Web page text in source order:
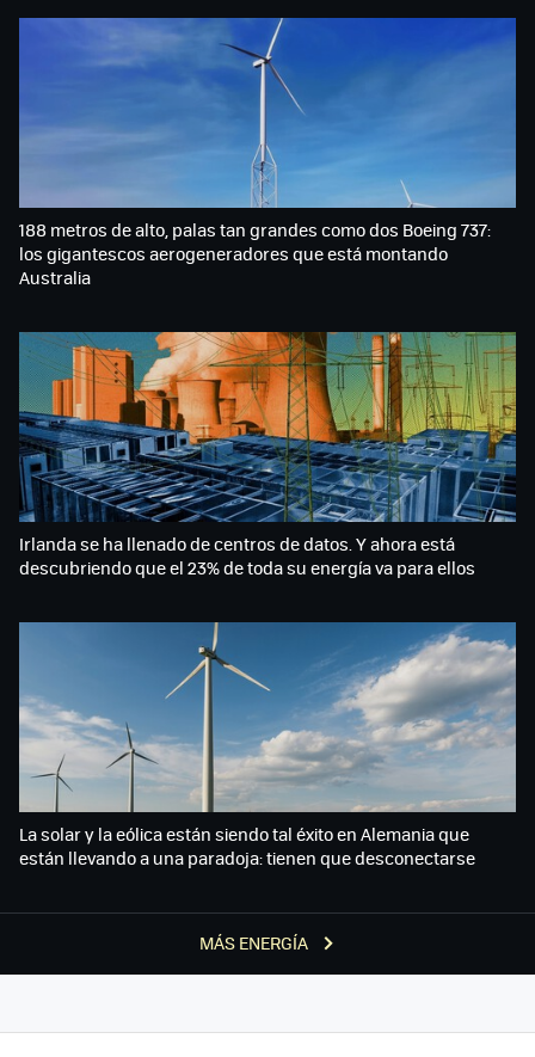
MÁS ENERGÍA
188 metros de alto, palas tan grandes como dos Boeing 737:
los gigantescos aerogeneradores que está montando
Australia
Irlanda se ha llenado de centros de datos. Y ahora está
descubriendo que el 23% de toda su energía va para ellos
La solar y la eólica están siendo tal éxito en Alemania que
están llevando a una paradoja: tienen que desconectarse